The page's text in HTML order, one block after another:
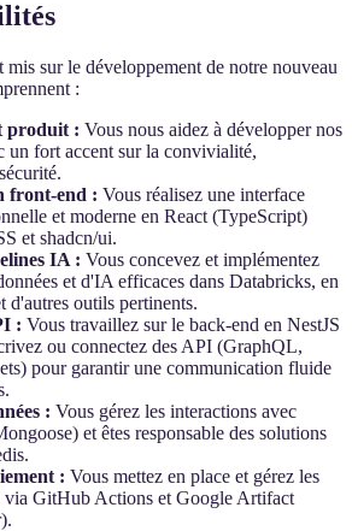
mis sur le développement de notre nouveau
:
produit : Vous nous aidez à développer nos
un fort accent sur la convivialité,
front-end : Vous réalisez une interface
et moderne en React (TypeScript)
et shadcn/ui.
IA : Vous concevez et implémentez
et d'IA efficaces dans Databricks, en
d'autres outils pertinents.
: Vous travaillez sur le back-end en NestJS
ou connectez des API (GraphQL,
pour garantir une communication fluide
: Vous gérez les interactions avec
et êtes responsable des solutions
: Vous mettez en place et gérez les
via GitHub Actions et Google Artifact